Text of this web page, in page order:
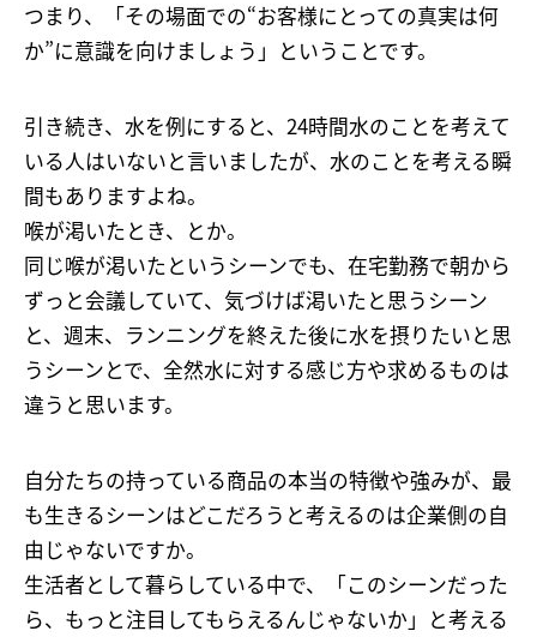
つまり、「その場面での“お客様にとっての真実は何
か”に意識を向けましょう」ということです。
引き続き、水を例にすると、24時間水のことを考えて
いる人はいないと言いましたが、水のことを考える瞬
間もありますよね。
喉が渇いたとき、とか。
同じ喉が渇いたというシーンでも、在宅勤務で朝から
ずっと会議していて、気づけば渇いたと思うシーン
と、週末、ランニングを終えた後に水を摂りたいと思
うシーンとで、全然水に対する感じ方や求めるものは
違うと思います。
自分たちの持っている商品の本当の特徴や強みが、最
も生きるシーンはどこだろうと考えるのは企業側の自
由じゃないですか。
生活者として暮らしている中で、「このシーンだった
ら、もっと注目してもらえるんじゃないか」と考える